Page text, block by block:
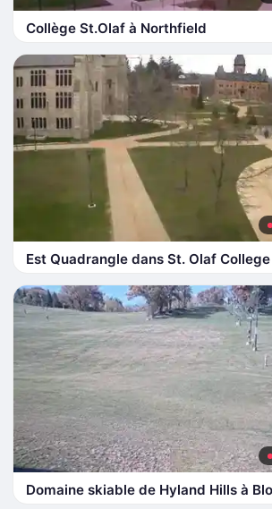
Collège St.Olaf à Northfield
Est Quadrangle dans St. Olaf College
Domaine skiable de Hyland Hills à